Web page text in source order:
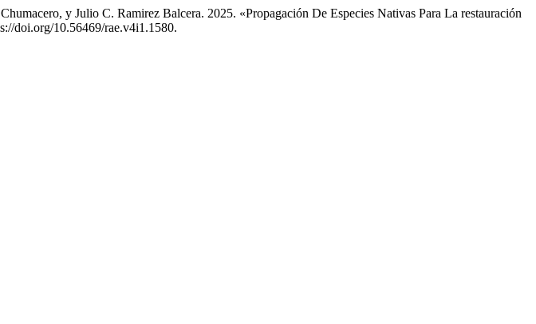
y Julio C. Ramirez Balcera. 2025. «Propagación De Especies Nativas Para La restauración
doi.org/10.56469/rae.v4i1.1580.